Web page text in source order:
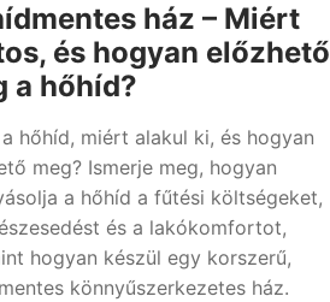
ház – Miért
és hogyan előzhető
a hőhíd?
hőhíd, miért alakul ki, és hogyan
meg? Ismerje meg, hogyan
a hőhíd a fűtési költségeket,
és a lakókomfortot,
hogyan készül egy korszerű,
könnyűszerkezetes ház.